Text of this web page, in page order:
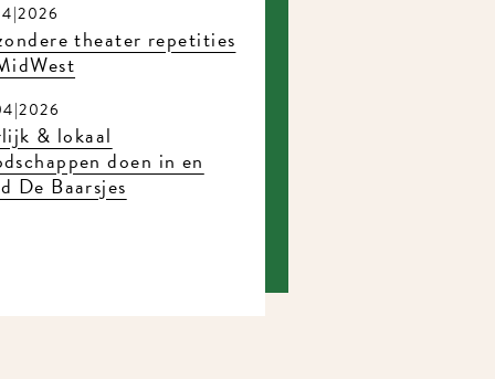
theater repetities
& lokaal
doen in en
De Baarsjes